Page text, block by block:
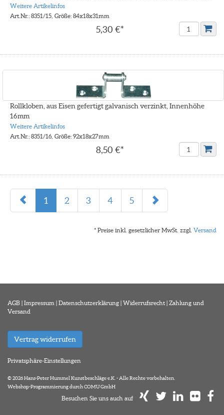
Weitere Artikelinfos
Art.Nr.: 8351/15, Größe: 84x18x31mm
5,30 €*
Rollkloben, aus Eisen gefertigt galvanisch verzinkt, Innenhöhe
16mm
Weitere Artikelinfos
Art.Nr.: 8351/16, Größe: 92x18x27mm
8,50 €*
1 2 3 4 5
* Preise inkl. gesetzlicher MwSt. zzgl. Versand
AGB | Impressum | Datenschutzerklärung | Widerrufsrecht | Zahlung und
Versand
Vertrag widerrufen
Privatsphäre-Einstellungen
© 2026 Hans-Peter Hummel Kunstbeschläge e.K. - Alle Rechte vorbehalten.
Webshop-Programmierung durch COMU GmbH
Besuchen Sie uns auch auf